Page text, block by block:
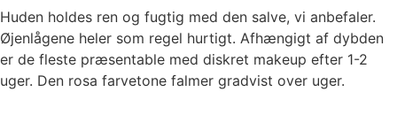
Huden holdes ren og fugtig med den salve, vi anbefaler.
Øjenlågene heler som regel hurtigt. Afhængigt af dybden
er de fleste præsentable med diskret makeup efter 1-2
uger. Den rosa farvetone falmer gradvist over uger.